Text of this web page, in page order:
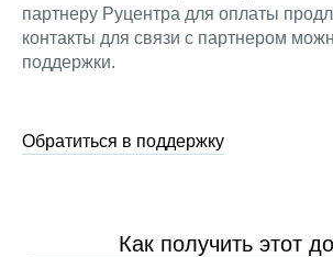
партнеру Руцентра для оплаты
контакты для связи с партнером
поддержки.
Обратиться в поддержку
Как получить этот